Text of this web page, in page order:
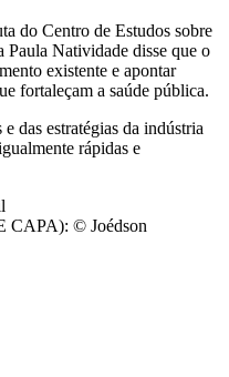
do Centro de Estudos sobre
Paula Natividade disse que o
existente e apontar
fortaleçam a saúde pública.
das estratégias da indústria
rápidas e
CAPA): © Joédson